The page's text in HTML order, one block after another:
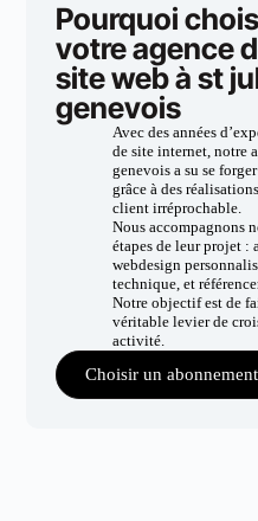
Pourquoi
votre agence
site web à st
genevois
Avec des années
de site internet, notre
genevois a su se
grâce à des
client irréprochable.
Nous accompagnons
étapes de leur projet :
webdesign
technique, et
Notre objectif est de
véritable levier de
activité.
Choisir un abonnement